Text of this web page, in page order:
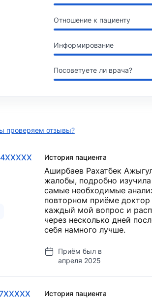
Отношение к пациенту
Информирование
Посоветуете ли врача?
проверяем отзывы?
История пациента
Аширбаев Рахатбек
жалобы, подробно
самые необходимые
повторном приёме доктор
каждый мой вопрос и
через несколько дней
себя намного лучше.
Приём был в
апреля 2025
История пациента